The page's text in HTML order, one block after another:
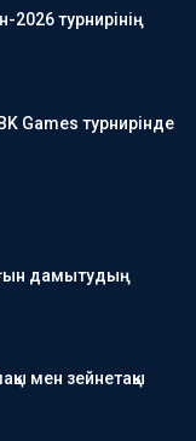
турнирінің
Games турнирінде
дамытудың
мен зейнетақы